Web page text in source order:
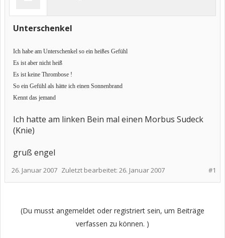
Unterschenkel
Ich habe am Unterschenkel so ein heißes Gefühl
Es ist aber nicht heiß
Es ist keine Thrombose !
So ein Gefühl als hätte ich einen Sonnenbrand
Kennt das jemand
Ich hatte am linken Bein mal einen Morbus Sudeck
(Knie)
gruß engel
#1
26. Januar 2007 Zuletzt bearbeitet: 26. Januar 2007
(Du musst angemeldet oder registriert sein, um Beiträge
verfassen zu können. )